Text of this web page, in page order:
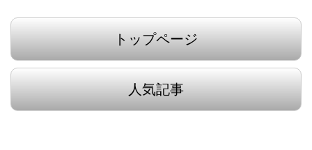
トップページ
人気記事